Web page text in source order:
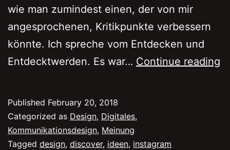
wie man zumindest einen, der von mir
angesprochenen, Kritikpunkte verbessern
könnte. Ich spreche vom Entdecken und
Entdecktwerden. Es war… Continue reading
Published February 20, 2018
Categorized as Design, Digitales,
Kommunikationsdesign, Meinung
Tagged design, discover, ideen, instagram